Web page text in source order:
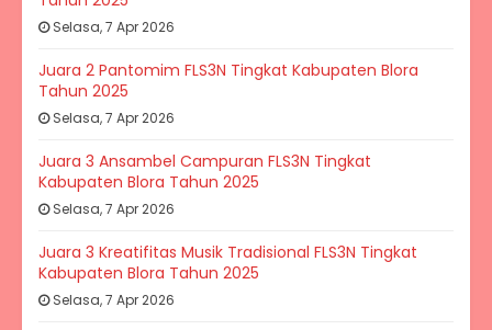
Selasa, 7 Apr 2026
Juara 2 Pantomim FLS3N Tingkat Kabupaten Blora
Tahun 2025
Selasa, 7 Apr 2026
Juara 3 Ansambel Campuran FLS3N Tingkat
Kabupaten Blora Tahun 2025
Selasa, 7 Apr 2026
Juara 3 Kreatifitas Musik Tradisional FLS3N Tingkat
Kabupaten Blora Tahun 2025
Selasa, 7 Apr 2026